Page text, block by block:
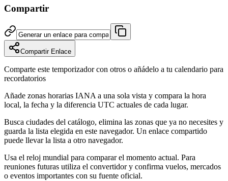
Compartir
Compartir Enlace
Comparte este temporizador con otros o añádelo a tu calendario para
recordatorios
Añade zonas horarias IANA a una sola vista y compara la hora
local, la fecha y la diferencia UTC actuales de cada lugar.
Busca ciudades del catálogo, elimina las zonas que ya no necesites y
guarda la lista elegida en este navegador. Un enlace compartido
puede llevar la lista a otro navegador.
Usa el reloj mundial para comparar el momento actual. Para
reuniones futuras utiliza el convertidor y confirma vuelos, mercados
o eventos importantes con su fuente oficial.